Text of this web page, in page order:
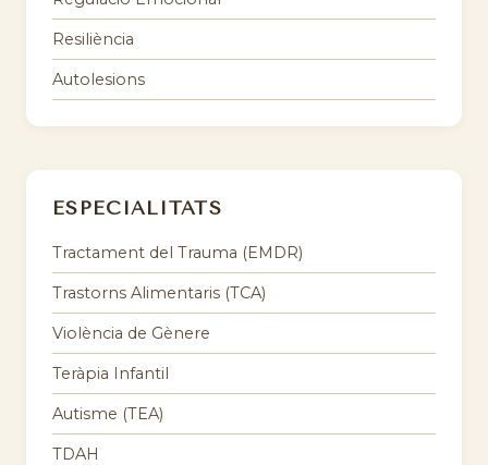
Resiliència
Autolesions
ESPECIALITATS
Tractament del Trauma (EMDR)
Trastorns Alimentaris (TCA)
Violència de Gènere
Teràpia Infantil
Autisme (TEA)
TDAH